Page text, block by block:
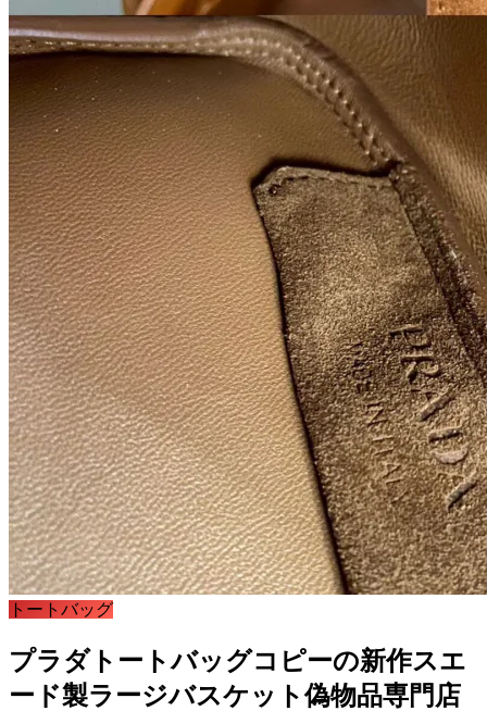
トートバッグ
プラダトートバッグコピーの新作スエ
ード製ラージバスケット偽物品専門店